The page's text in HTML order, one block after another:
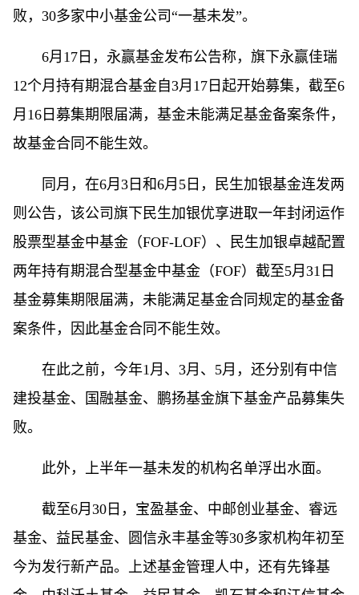
败，30多家中小基金公司“一基未发”。
6月17日，永赢基金发布公告称，旗下永赢佳瑞
12个月持有期混合基金自3月17日起开始募集，截至6
月16日募集期限届满，基金未能满足基金备案条件，
故基金合同不能生效。
同月，在6月3日和6月5日，民生加银基金连发两
则公告，该公司旗下民生加银优享进取一年封闭运作
股票型基金中基金（FOF-LOF）、民生加银卓越配置
两年持有期混合型基金中基金（FOF）截至5月31日
基金募集期限届满，未能满足基金合同规定的基金备
案条件，因此基金合同不能生效。
在此之前，今年1月、3月、5月，还分别有中信
建投基金、国融基金、鹏扬基金旗下基金产品募集失
败。
此外，上半年一基未发的机构名单浮出水面。
截至6月30日，宝盈基金、中邮创业基金、睿远
基金、益民基金、圆信永丰基金等30多家机构年初至
今为发行新产品。上述基金管理人中，还有先锋基